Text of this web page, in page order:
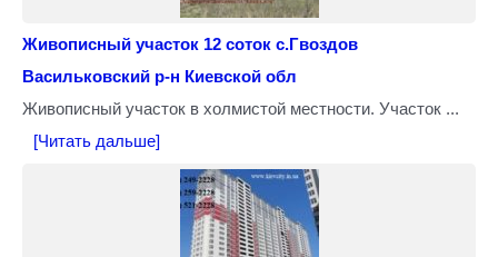
Живописный участок 12 соток с.Гвоздов
Васильковский р-н Киевской обл
Живописный участок в холмистой местности. Участок ...
[Читать дальше]